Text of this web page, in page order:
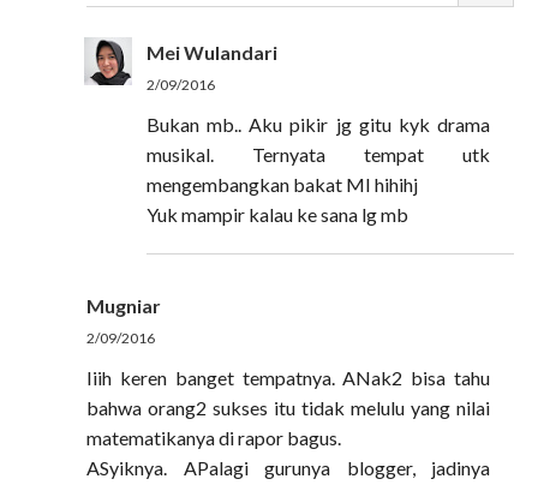
Mei Wulandari
2/09/2016
Bukan mb.. Aku pikir jg gitu kyk drama
musikal. Ternyata tempat utk
mengembangkan bakat MI hihihj
Yuk mampir kalau ke sana lg mb
Mugniar
2/09/2016
Iiih keren banget tempatnya. ANak2 bisa tahu
bahwa orang2 sukses itu tidak melulu yang nilai
matematikanya di rapor bagus.
ASyiknya. APalagi gurunya blogger, jadinya